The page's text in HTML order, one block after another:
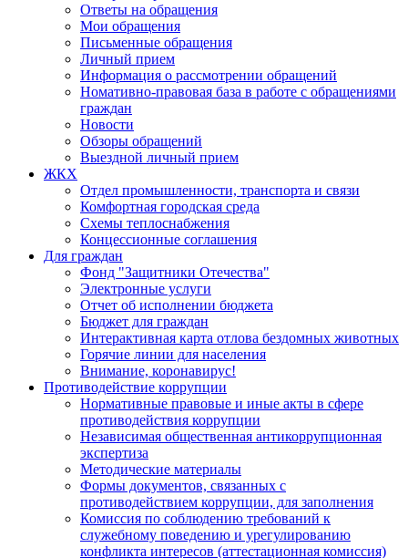
Ответы на обращения
Мои обращения
Письменные обращения
Личный прием
Информация о рассмотрении обращений
Номативно-правовая база в работе с обращениями
граждан
Новости
Обзоры обращений
Выездной личный прием
ЖКХ
Отдел промышленности, транспорта и связи
Комфортная городская среда
Схемы теплоснабжения
Концессионные соглашения
Для граждан
Фонд "Защитники Отечества"
Электронные услуги
Отчет об исполнении бюджета
Бюджет для граждан
Интерактивная карта отлова бездомных животных
Горячие линии для населения
Внимание, коронавирус!
Противодействие коррупции
Нормативные правовые и иные акты в сфере
противодействия коррупции
Независимая общественная антикоррупционная
экспертиза
Методические материалы
Формы документов, связанных с
противодействием коррупции, для заполнения
Комиссия по соблюдению требований к
служебному поведению и урегулированию
конфликта интересов (аттестационная комиссия)